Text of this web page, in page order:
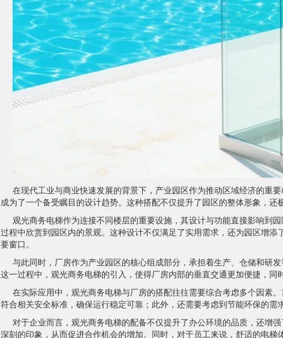
在现代工业与商业快速发展的背景下，产业园区作为推动区域经济的重
成为了一个备受瞩目的设计趋势。这种搭配不仅提升了园区的整体形象，还
观光商务电梯作为连接不同楼层的重要设施，其设计与功能直接影响到
过程中欣赏到园区内的景观。这种设计不仅满足了实用需求，还为园区增
要窗口。
与此同时，厂房作为产业园区的核心组成部分，承担着生产、仓储和研
这一过程中，观光商务电梯的引入，使得厂房内部的垂直交通更加便捷，同
在实际应用中，观光商务电梯与厂房的搭配往往需要综合考虑多个因素
符合相关安全标准，确保运行稳定可靠；此外，还需要考虑到节能环保的需
对于企业而言，观光商务电梯的配备不仅提升了办公环境的品质，还增
深刻的印象，从而促进合作机会的增加。同时，对于员工来说，舒适的电梯